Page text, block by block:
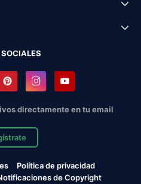
SOCIALES
directamente en tu email
Política de privacidad
de Copyright